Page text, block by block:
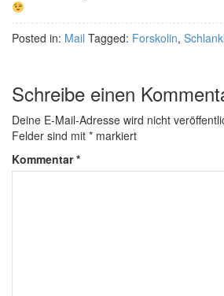
Posted in: Mail Tagged: Forskolin,
Schreibe einen
Deine E-Mail-Adresse wird nicht
Felder sind mit * markiert
Kommentar*